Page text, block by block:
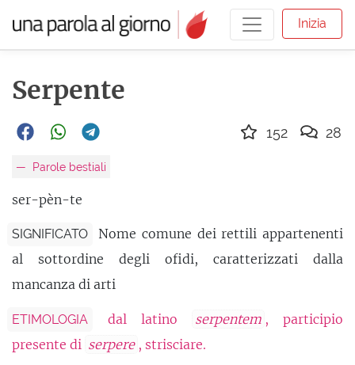
Inizia
Serpente
Parole bestiali
ser-pèn-te
SIGNIFICATO
Nome comune dei rettili appartenenti
al sottordine degli ofidi, caratterizzati dalla
mancanza di arti
ETIMOLOGIA dal latino serpentem , participio
presente di serpere , strisciare.
152 28